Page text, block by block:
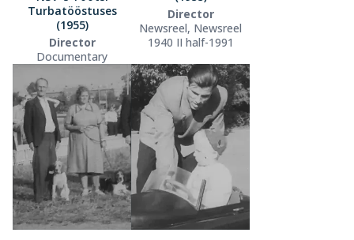
Turbatööstuses
(1955)
Director
Documentary
Director
Newsreel, Newsreel
1940 II half-1991